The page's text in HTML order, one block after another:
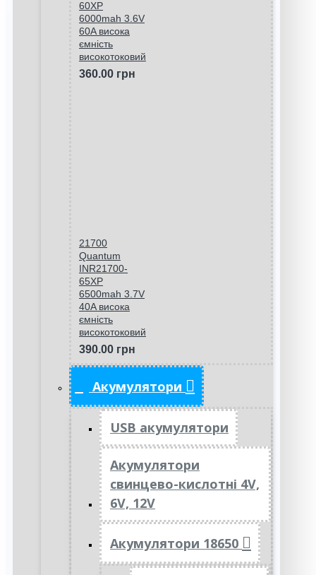
60XP
6000mah 3.6V
60A висока
ємність
високотоковий
360.00 грн
21700
Quantum
INR21700-
65XP
6500mah 3.7V
40A висока
ємність
високотоковий
390.00 грн
Акумулятори
USB акумулятори
Акумулятори
свинцево-кислотні 4V,
6V, 12V
Акумулятори 18650